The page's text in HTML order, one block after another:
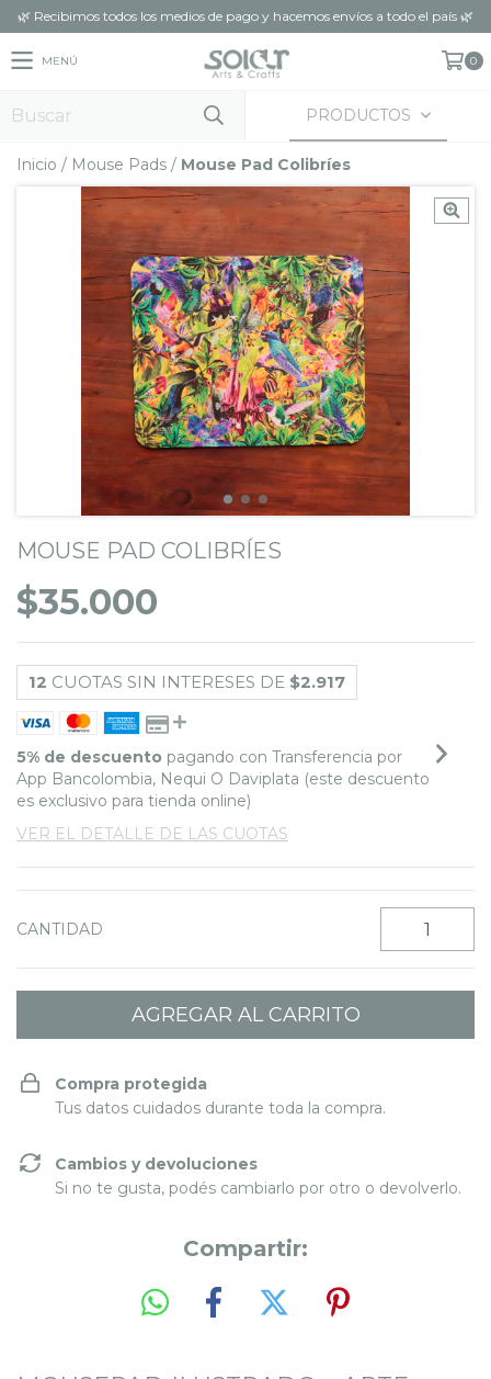
🌿 Recibimos todos los medios de pago y hacemos envíos a todo el país 🌿
MENÚ 0
PRODUCTOS
Inicio / Mouse Pads / Mouse Pad Colibríes
MOUSE PAD COLIBRÍES
$35.000
12 CUOTAS SIN INTERESES DE $2.917
5% de descuento pagando con Transferencia por
App Bancolombia, Nequi O Daviplata (este descuento
es exclusivo para tienda online)
VER EL DETALLE DE LAS CUOTAS
CANTIDAD
Compra protegida
Tus datos cuidados durante toda la compra.
Cambios y devoluciones
Si no te gusta, podés cambiarlo por otro o devolverlo.
Compartir: